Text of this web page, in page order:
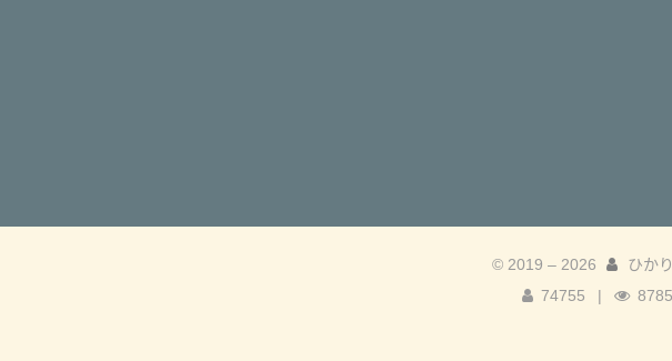
© 2019 – 2026
ひか
74755
|